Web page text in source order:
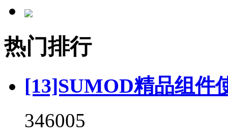
热门排行
[13]SUMOD精品组件
346005